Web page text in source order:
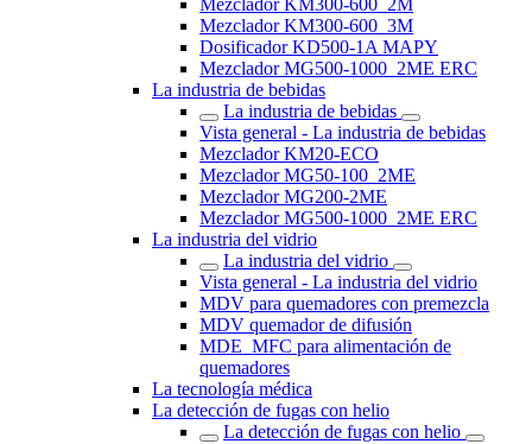
Mezclador KM300-600_2M
Mezclador KM300-600_3M
Dosificador KD500-1A MAPY
Mezclador MG500-1000_2ME ERC
La industria de bebidas
La industria de bebidas
Vista general - La industria de bebidas
Mezclador KM20-ECO
Mezclador MG50-100_2ME
Mezclador MG200-2ME
Mezclador MG500-1000_2ME ERC
La industria del vidrio
La industria del vidrio
Vista general - La industria del vidrio
MDV para quemadores con premezcla
MDV quemador de difusión
MDE_MFC para alimentación de
quemadores
La tecnología médica
La detección de fugas con helio
La detección de fugas con helio